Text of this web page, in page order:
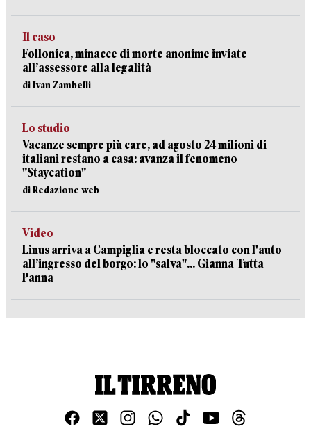
Il caso
Follonica, minacce di morte anonime inviate
all’assessore alla legalità
di Ivan Zambelli
Lo studio
Vacanze sempre più care, ad agosto 24 milioni di
italiani restano a casa: avanza il fenomeno
"Staycation"
di Redazione web
Video
Linus arriva a Campiglia e resta bloccato con l'auto
all’ingresso del borgo: lo "salva"... Gianna Tutta
Panna